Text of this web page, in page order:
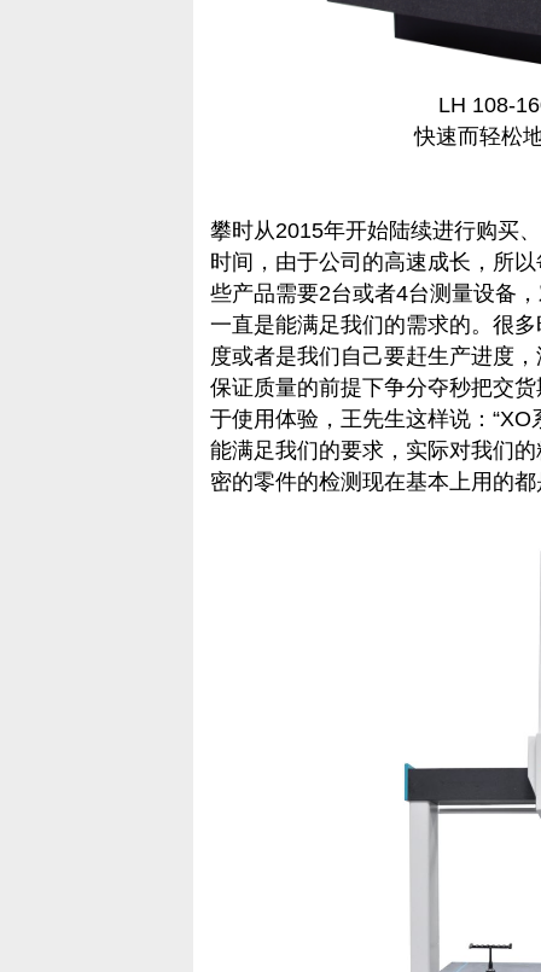
LH 108-
快速而轻松
攀时从2015年开始陆续进行购买
时间，由于公司的高速成长，所
些产品需要2台或者4台测量设备
一直是能满足我们的需求的。很
度或者是我们自己要赶生产进度
保证质量的前提下争分夺秒把交
于使用体验，王先生这样说：
能满足我们的要求，实际对我们
密的零件的检测现在基本上用的都